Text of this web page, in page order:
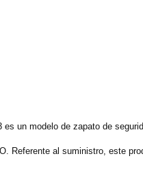
un modelo de zapato de
Referente al suministro, este